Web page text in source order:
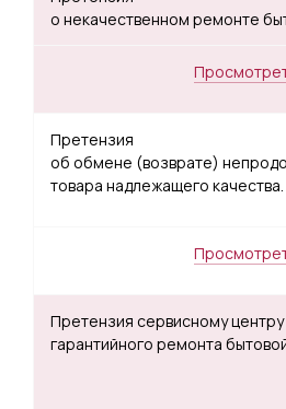
о некачественном ремонте
Претензия
об обмене (возврате)
товара надлежащего качества.
Претензия сервисному
гарантийного ремонта